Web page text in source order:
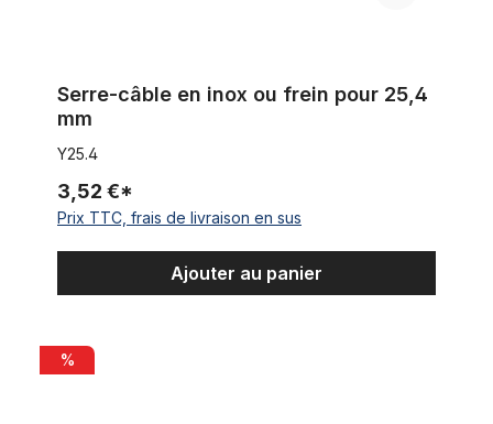
Serre-câble en inox ou frein pour 25,4
mm
Y25.4
3,52 €*
Prix TTC, frais de livraison en sus
Ajouter au panier
Boîtier de pédalier, 120mm BSA Shell acier brut
%